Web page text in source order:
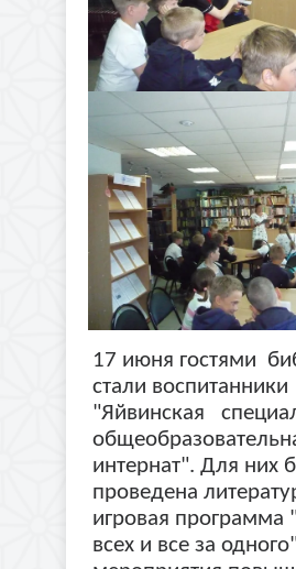
17 июня гостями
стали
"Яйвинская
интернат". Для них
проведена
игровая программа
всех и все за